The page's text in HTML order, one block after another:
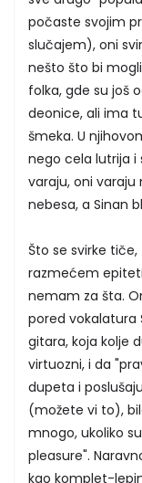
počaste svojim
slučajem), oni
nešto što bi
folka, gde su još
deonice, ali ima
šmeka. U
nego cela lutrija i
varaju, oni varaju
nebesa, a Sinan
Što se svirke
razmećem
nemam za šta.
pored vokalatura
gitara, koja kolje
virtuozni, i da
dupeta i
(možete vi to),
mnogo, ukoliko
pleasure".
kao komplet-